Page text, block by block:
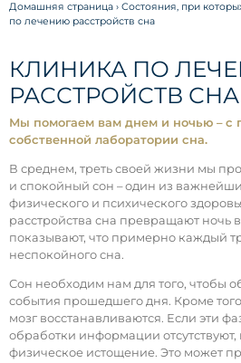
Домашняя страница› Состояния, при
по лечению расстройств сна
КЛИНИКА ПО
РАССТРОЙСТВ СНА
Мы помогаем вам днем и ночью –
собственной лаборатории сна.
В среднем, треть своей жизни мы
и спокойный сон – один из
физического и психического
расстройства сна превращают ночь
показывают, что примерно каждый
неспокойного сна.
Сон необходим нам для того, чтобы
события прошедшего дня. Кроме
мозг восстанавливаются. Если эти
обработки информации отсутствуют,
физическое истощение. Это может